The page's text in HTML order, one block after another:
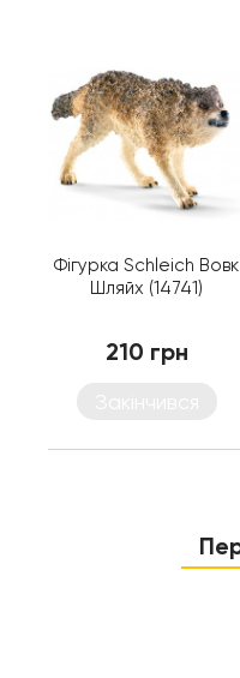
Фігурка Schleich Вовк
Шляйх (14741)
210 грн